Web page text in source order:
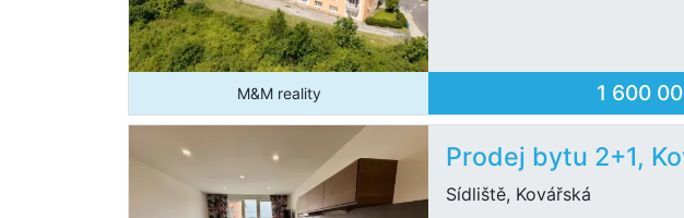
M&M reality 1 600
Prodej bytu 2+1,
Sídliště, Kovářská